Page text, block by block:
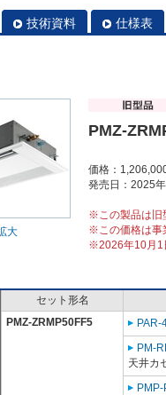
技術資料 仕様表
大
PMZ-
価格：
発売日：2025
※この製品は旧
※この価格は事
※2026年10月1
セット形名
PMZ-ZRMP50FF5
PAR-
PM-
天井カ